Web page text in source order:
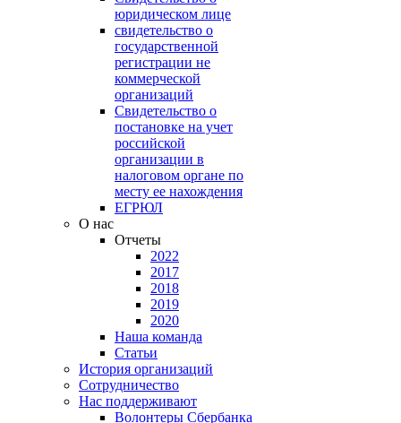
юридическом лице
свидетельство о
государственной
регистрации не
коммерческой
организаций
Свидетельство о
постановке на учет
российской
организации в
налоговом органе по
месту ее нахождения
EГРЮЛ
О нас
Отчеты
2022
2017
2018
2019
2020
Наша команда
Статьи
История организаций
Сотрудничество
Нас поддерживают
Волонтеры Сбербанка